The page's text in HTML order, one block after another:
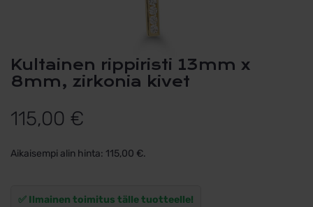
Kultainen rippiristi 13mm x
8mm, zirkonia kivet
115,00 €
Aikaisempi alin hinta: 115,00 €.
✅ Ilmainen toimitus tälle tuotteelle!